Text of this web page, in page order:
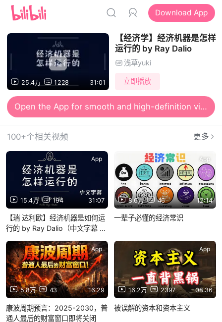
Download App
25.4万 1228 31:01
【经济学】经济机器是怎样
运行的 by Ray Dalio
浅草yuki
立即播放
Open the App for smooth and high-definition viewing
100+个相关视频 更多
15.4万 194 31:07
App
【瑞 达利欧】经济机器是如何运
行的 by Ray Dalio（中文字幕 原
8.6万 46 12:14
App
一辈子必懂的经济常识
5.8万 43 16:29
App
康波周期预言：2025-2030，普
通人最后的财富窗口即将关闭
16.2万 2397 08:36
App
被误解的资本和资本主义